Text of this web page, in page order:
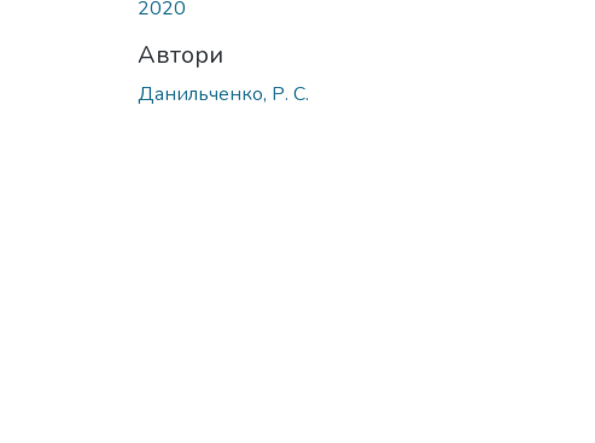
2020
Автори
Данильченко, Р. С.